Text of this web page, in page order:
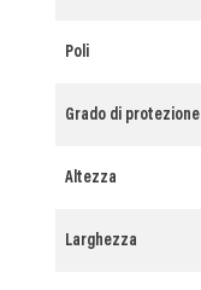
Poli
Grado di protezione
Altezza
Larghezza